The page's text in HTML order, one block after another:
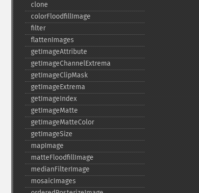
clone
colorFloodfillImage
filter
flattenImages
getImageAttribute
getImageChannelExtrema
getImageClipMask
getImageExtrema
getImageIndex
getImageMatte
getImageMatteColor
getImageSize
mapImage
matteFloodfillImage
medianFilterImage
mosaicImages